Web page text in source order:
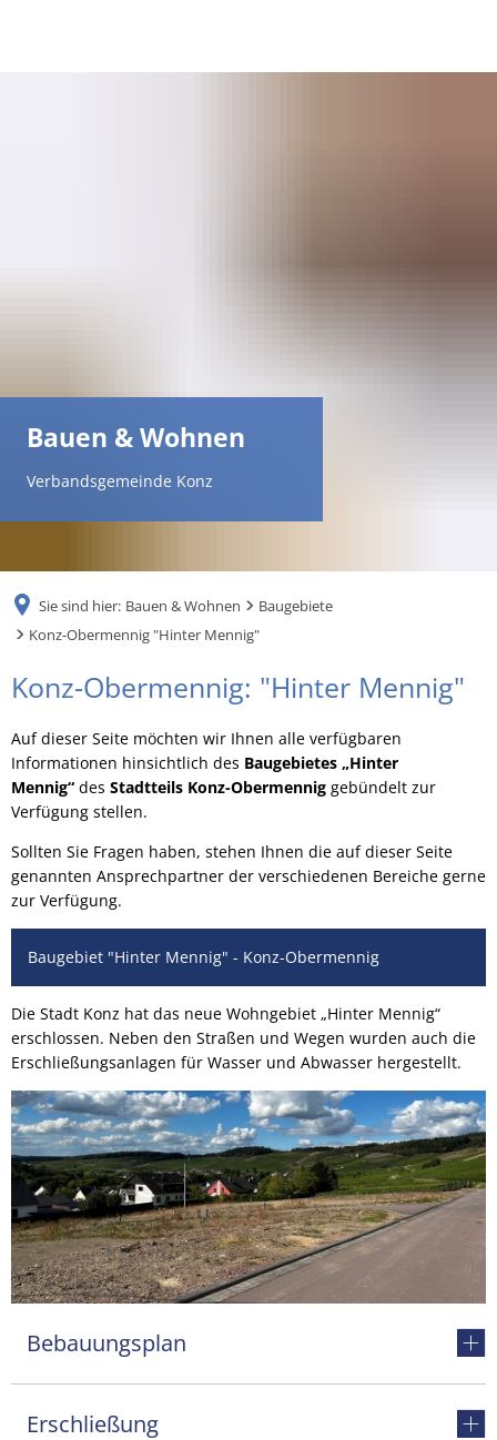
Bauen & Wohnen
Verbandsgemeinde Konz
Sie sind hier: Bauen & Wohnen
Baugebiete
Konz-Obermennig "Hinter Mennig"
Konz-
Obermennig
"Hinter
Mennig"
Konz-Obermennig: "Hinter Mennig"
Auf dieser Seite möchten wir Ihnen alle verfügbaren
Informationen hinsichtlich des Baugebietes „Hinter
Mennig“ des Stadtteils Konz-Obermennig gebündelt zur
Verfügung stellen.
Sollten Sie Fragen haben, stehen Ihnen die auf dieser Seite
genannten Ansprechpartner der verschiedenen Bereiche gerne
zur Verfügung.
Baugebiet "Hinter Mennig" - Konz-Obermennig
Die Stadt Konz hat das neue Wohngebiet „Hinter Mennig“
erschlossen. Neben den Straßen und Wegen wurden auch die
Erschließungsanlagen für Wasser und Abwasser hergestellt.
Bebauungsplan
Erschließung